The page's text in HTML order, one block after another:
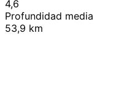
4,6
Profundidad media
53,9 km